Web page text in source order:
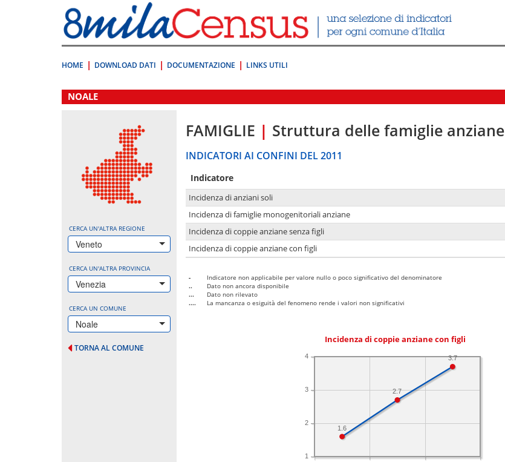
direttamente
a:
Contenuto
HOME DOWNLOAD DATI DOCUMENTAZIONE LINKS UTILI
.
NOALE
CERCA UN'ALTRA REGIONE
Veneto
CERCA UN'ALTRA PROVINCIA
Venezia
CERCA UN COMUNE
Noale
TORNA AL COMUNE
FAMIGLIE | Struttura delle famiglie anziane
INDICATORI AI CONFINI DEL 2011
Indicatore
Incidenza di anziani soli
Incidenza di famiglie monogenitoriali anziane
Incidenza di coppie anziane senza figli
Incidenza di coppie anziane con figli
-
Indicatore non applicabile per valore nullo o poco significativo del denominatore
..
Dato non ancora disponibile
...
Dato non rilevato
....
La mancanza o esiguità del fenomeno rende i valori non significativi
Incidenza di coppie anziane con figli
1
2
3
4 3.7
2.7
1.6